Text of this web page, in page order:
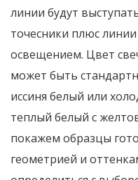
линии будут
точесники плюс
освещением. Цвет
может быть
иссиня белый или
теплый белый с
покажем образцы
геометрией и